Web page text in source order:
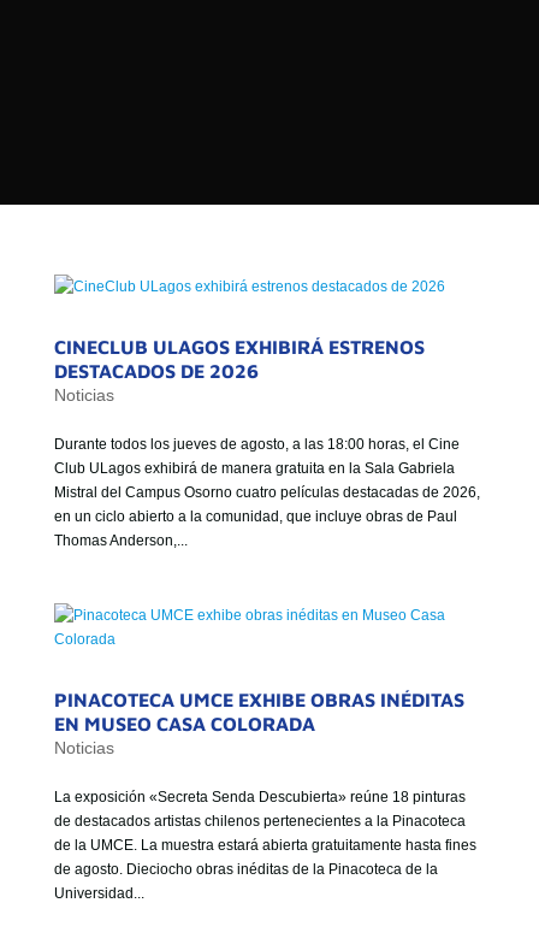
ESTADO DE CHILE
MISIÓN
VISIÓN
GOBIERNO CORPORATIVO
CINECLUB ULAGOS EXHIBIRÁ ESTRENOS
DESTACADOS DE 2026
Noticias
Durante todos los jueves de agosto, a las 18:00 horas, el Cine
Club ULagos exhibirá de manera gratuita en la Sala Gabriela
Mistral del Campus Osorno cuatro películas destacadas de 2026,
en un ciclo abierto a la comunidad, que incluye obras de Paul
Thomas Anderson,...
PINACOTECA UMCE EXHIBE OBRAS INÉDITAS
EN MUSEO CASA COLORADA
Noticias
La exposición «Secreta Senda Descubierta» reúne 18 pinturas
de destacados artistas chilenos pertenecientes a la Pinacoteca
de la UMCE. La muestra estará abierta gratuitamente hasta fines
de agosto. Dieciocho obras inéditas de la Pinacoteca de la
Universidad...